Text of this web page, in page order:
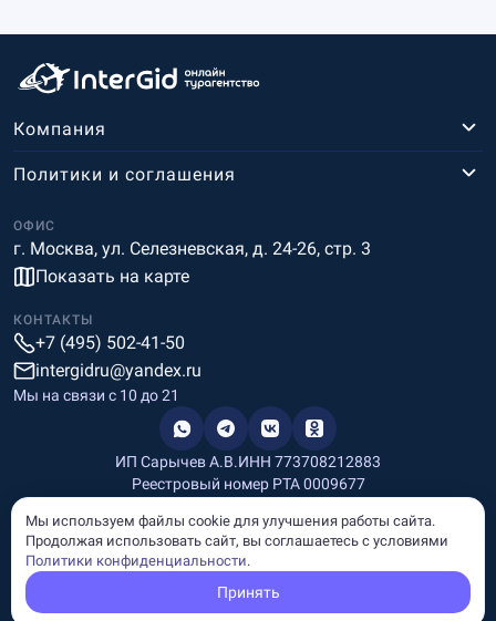
Компания
ОФИС
г. Москва, ул. Селезневская, д. 24-26, стр. 3
Показать на карте
Политики и соглашения
КОНТАКТЫ
+7 (495) 502-41-50
intergidru@yandex.ru
Мы на связи c 10 до 21
ИП Сарычев А.В.ИНН 773708212883
Реестровый номер РТА 0009677
Информация, размещённая на сайте, носит информационный
характер и не является рекламой и публичной офертой.
Мы используем файлы cookie для улучшения работы сайта.
Продолжая использовать сайт, вы соглашаетесь с условиями
Политики конфиденциальности.
Принять